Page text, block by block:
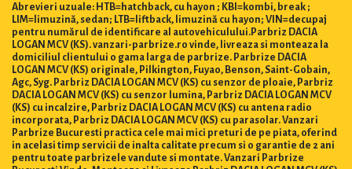
Abrevieri uzuale: HTB=hatchback, cu hayon ; KBI=kombi, break ;
LIM=limuzină, sedan; LTB=liftback, limuzină cu hayon; VIN=decupaj
pentru numărul de identificare al autovehiculului.Parbriz DACIA
LOGAN MCV (KS). vanzari-parbrize.ro vinde, livreaza si monteaza la
domiciliul clientului o gama larga de parbrize. Parbrize DACIA
LOGAN MCV (KS) originale, Pilkington, Fuyao, Benson, Saint-Gobain,
Agc, Syg. Parbriz DACIA LOGAN MCV (KS) cu senzor de ploaie, Parbriz
DACIA LOGAN MCV (KS) cu senzor lumina, Parbriz DACIA LOGAN MCV
(KS) cu incalzire, Parbriz DACIA LOGAN MCV (KS) cu antena radio
incorporata, Parbriz DACIA LOGAN MCV (KS) cu parasolar. Vanzari
Parbrize Bucuresti practica cele mai mici preturi de pe piata, oferind
in acelasi timp servicii de inalta calitate precum si o garantie de 2 ani
pentru toate parbrizele vandute si montate. Vanzari Parbrize